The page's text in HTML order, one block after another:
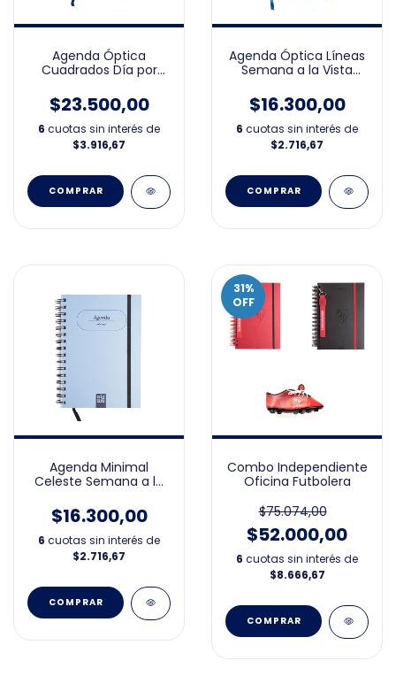
Agenda Óptica
Cuadrados Día por
$23.500,00
6 cuotas sin interés de
$3.916,67
Agenda Óptica Líneas
Semana a la Vista
$16.300,00
6 cuotas sin interés de
$2.716,67
Agenda Minimal
Celeste Semana a la
$16.300,00
6 cuotas sin interés de
$2.716,67
31%
OFF
Combo Independiente
Oficina Futbolera
$75.074,00
$52.000,00
6 cuotas sin interés de
$8.666,67